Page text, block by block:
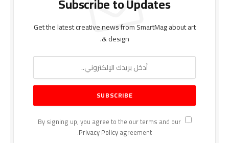
Get the latest creative news from SmartMag about art
& design.
By signing up, you agree to the our terms and our
Privacy Policyagreement.